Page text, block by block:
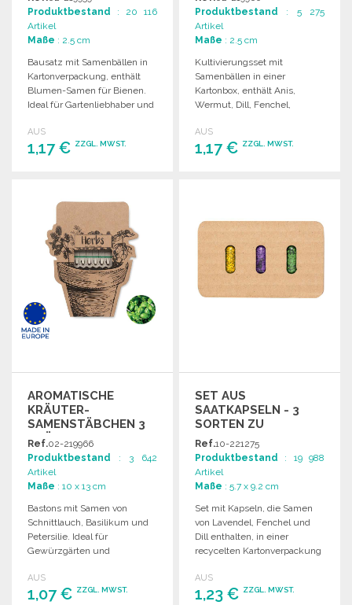
Produktbestand : 20 116
Artikel
Maße : 2.5 cm
Bausatz mit Samenbällen in
Kartonverpackung, enthält
Blumen-Samen für Bienen.
Ideal für Gartenliebhaber und
AUS
1,17 € ZZGL. MWST.
Angebot anfordern
Produktbestand : 5 275
Artikel
Maße : 2.5 cm
Kultivierungsset mit
Samenbällen in einer
Kartonbox, enthält Anis,
Wermut, Dill, Fenchel,
AUS
1,17 € ZZGL. MWST.
AROMATISCHE
KRÄUTER-
SAMENSTÄBCHEN 3
STÜCK
Ref.02-219966
Produktbestand : 3 642
Artikel
Maße : 10 x 13 cm
Bastons mit Samen von
Schnittlauch, Basilikum und
Petersilie. Ideal für
Gewürzgärten und
der EU.
AUS
1,07 € ZZGL. MWST.
SET AUS
SAATKAPSELN - 3
SORTEN ZU
GROSSHANDELSPREISEN
Ref.10-221275
Produktbestand : 19 988
Artikel
Maße : 5.7 x 9.2 cm
Set mit Kapseln, die Samen
von Lavendel, Fenchel und
Dill enthalten, in einer
recycelten Kartonverpackung
AUS
1,23 € ZZGL. MWST.